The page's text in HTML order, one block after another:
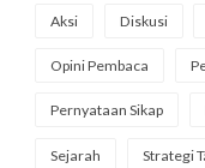
Aksi Diskusi
Opini Pembaca
Pernyataan Sikap
Sejarah Strategi